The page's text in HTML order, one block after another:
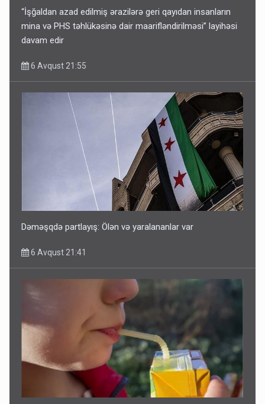
“İşğaldan azad edilmiş ərazilərə geri qayıdan insanların
mina və PHS təhlükəsinə dair maarifləndirilməsi” layihəsi
davam edir
6 Avqust 21:55
Dəməşqdə partlayış: Ölən və yaralananlar var
6 Avqust 21:41